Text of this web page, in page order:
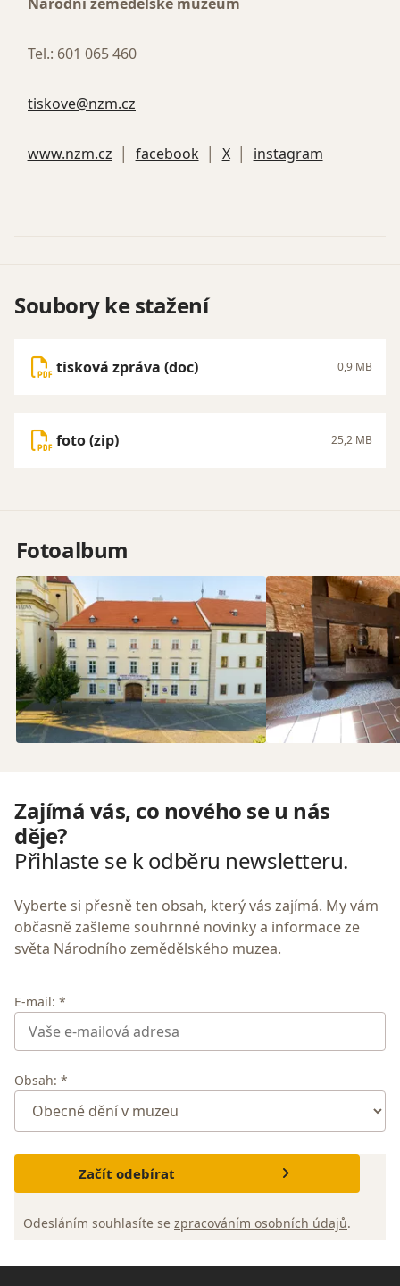
Tel.: 601 065 460
tiskove@nzm.cz
www.nzm.cz facebook│ X│ instagram
Soubory ke stažení
tisková zpráva (doc) 0,9 MB
foto (zip) 25,2 MB
Fotoalbum
Zajímá vás, co nového se u nás
děje?
Přihlaste se k odběru newsletteru.
Vyberte si přesně ten obsah, který vás zajímá. My vám
občasně zašleme souhrnné novinky a informace ze
světa Národního zemědělského muzea.
E-mail: *
Obsah: *
Začít odebírat
Odesláním souhlasíte se zpracováním osobních údajů.